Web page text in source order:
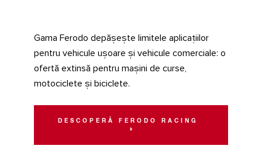
Gama Ferodo depășește limitele aplicațiilor
pentru vehicule ușoare și vehicule comerciale: o
ofertă extinsă pentru mașini de curse,
motociclete și biciclete.
DESCOPERĂ FERODO RACING